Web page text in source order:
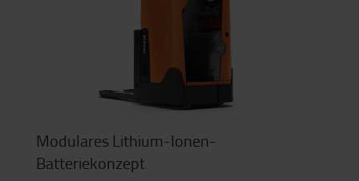
Modulares Lithium-Ionen-
Batteriekonzept